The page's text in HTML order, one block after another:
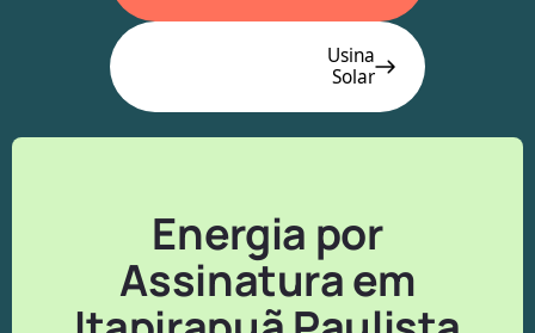
Usina
Solar
Energia por
Assinatura em